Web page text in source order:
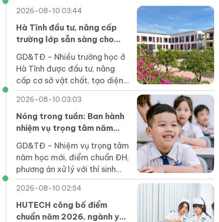
2026-08-10 03:44
Hà Tĩnh đầu tư, nâng cấp
trường lớp sẵn sàng cho
năm học mới
GD&TĐ - Nhiều trường học ở
Hà Tĩnh được đầu tư, nâng
cấp cơ sở vật chất, tạo diện
mạo khang trang, điều kiện
dạy học tốt hơn chuẩn bị cho
năm học mới.
2026-08-10 03:03
Nóng trong tuần: Ban hành
nhiệm vụ trọng tâm năm
học mới; công bố điểm
chuẩn đại học
GD&TĐ - Nhiệm vụ trọng tâm
năm học mới, điểm chuẩn ĐH,
phương án xử lý với thí sinh
Điểm thi THPT Chuyên Tuyên
Quang là thông tin GD nổi bật
tuần qua.
2026-08-10 02:54
HUTECH công bố điểm
chuẩn năm 2026, ngành y